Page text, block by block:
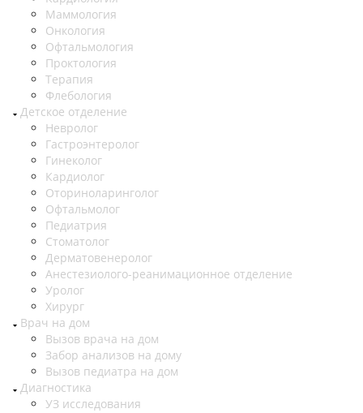
Маммология
Онкология
Офтальмология
Проктология
Терапия
Флебология
Детское отделение
Невролог
Гастроэнтеролог
Гинеколог
Кардиолог
Оториноларинголог
Офтальмолог
Педиатрия
Стоматолог
Дерматовенеролог
Анестезиолого-реанимационное отделение
Уролог
Хирург
Врач на дом
Вызов врача на дом
Забор анализов на дому
Вызов педиатра на дом
Диагностика
УЗ исследования